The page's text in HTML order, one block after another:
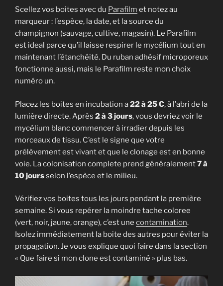
Scellez vos boites avec du Parafilm et notez au
marqueur : l’espèce, la date, et la source du
champignon (sauvage, cultive, magasin). Le Parafilm
est ideal parce qu’il laisse respirer le mycélium tout en
maintenant l’étanchéité. Du ruban adhésif microporeux
fonctionne aussi, mais le Parafilm reste mon choix
numéro un.
Placez les boites en incubation a22 à 25 C, à l’abri de la
lumière directe. Après 2 à 3 jours, vous devriez voir le
mycélium blanc commencer à irradier depuis les
morceaux de tissu. C’est le signe que votre
prélèvement est vivant et que le clonage est en bonne
voie. La colonisation complete prend généralement7 à
10 joursselon l’espèce et le milieu.
Vérifiez vos boites tous les jours pendant la première
semaine. Si vous repérer la moindre tache coloree
(vert, noir, jaune, orange), c’est une contamination.
Isolez immédiatement la boite des autres pour éviter la
propagation. Je vous explique quoi faire dans la section
« Que faire si mon clone est contaminé » plus bas.